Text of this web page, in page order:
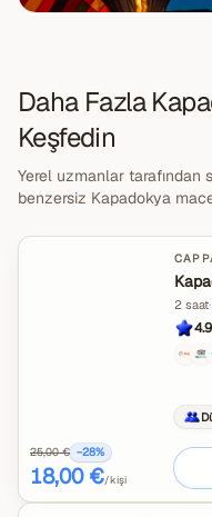
Daha Fazla
Keşfedin
Yerel uzmanlar
benzersiz Kapadokya
25,00 € −28%
18,00 €/kişi
2 saat·
4.9